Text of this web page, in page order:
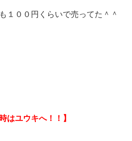
１００円くらいで売ってた＾＾
はユウキへ！！】